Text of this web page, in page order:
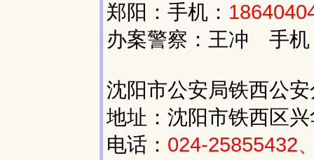
郑阳：手机：
办案警察：王冲 手机
沈阳市公安局铁西公
地址：沈阳市铁西区
电话： 024-25855432